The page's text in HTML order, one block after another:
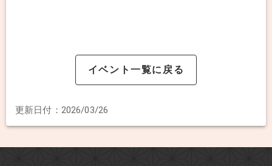
イベント一覧に戻る
更新日付： 2026/03/26